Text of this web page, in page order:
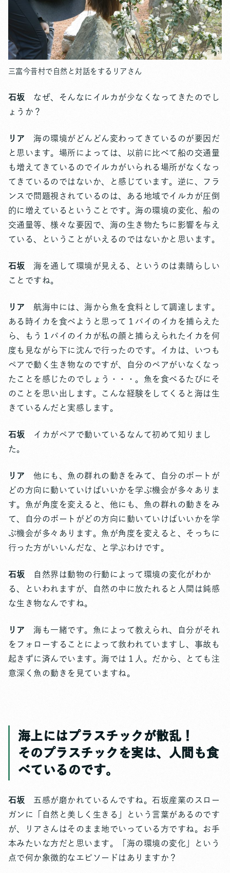
三富今昔村で自然と対話をするリアさん
石坂
なぜ、そんなにイルカが少なくなってきたのでし
ょうか？
リア
海の環境がどんどん変わってきているのが要因だ
と思います。場所によっては、以前に比べて船の交通量
も増えてきているのでイルカがいられる場所がなくなっ
てきているのではないか、と感じています。逆に、フラ
ンスで問題視されているのは、ある地域でイルカが圧倒
的に増えているということです。海の環境の変化、船の
交通量等、様々な要因で、海の生き物たちに影響を与え
ている、ということがいえるのではないかと思います。
石坂
海を通して環境が見える、というのは素晴らしい
ことですね。
リア
航海中には、海から魚を食料として調達します。
ある時イカを食べようと思って１パイのイカを捕らえた
ら、もう１パイのイカが私の顔と捕らえられたイカを何
度も見ながら下に沈んで行ったのです。イカは、いつも
ペアで動く生き物なのですが、自分のペアがいなくなっ
たことを感じたのでしょう・・・。魚を食べるたびにそ
のことを思い出します。こんな経験をしてくると海は生
きているんだと実感します。
石坂
イカがペアで動いているなんて初めて知りまし
た。
リア
他にも、魚の群れの動きをみて、自分のボートが
どの方向に動いていけばいいかを学ぶ機会が多々ありま
す。魚が角度を変えると、他にも、魚の群れの動きをみ
て、自分のボートがどの方向に動いていけばいいかを学
ぶ機会が多々あります。魚が角度を変えると、そっちに
行った方がいいんだな、と学ぶわけです。
石坂
自然界は動物の行動によって環境の変化がわか
る、といわれますが、自然の中に放たれると人間は鈍感
な生き物なんですね。
リア
海も一緒です。魚によって教えられ、自分がそれ
をフォローすることによって救われていますし、事故も
起きずに済んでいます。海では１人。だから、とても注
意深く魚の動きを見ていますね。
海上にはプラスチックが散乱！
そのプラスチックを実は、人間も食
べているのです。
石坂
五感が磨かれているんですね。石坂産業のスロー
ガンに「自然と美しく生きる」という言葉があるのです
が、リアさんはそのまま地でいっている方ですね。お手
本みたいな方だと思います。「海の環境の変化」という
点で何か象徴的なエピソードはありますか？